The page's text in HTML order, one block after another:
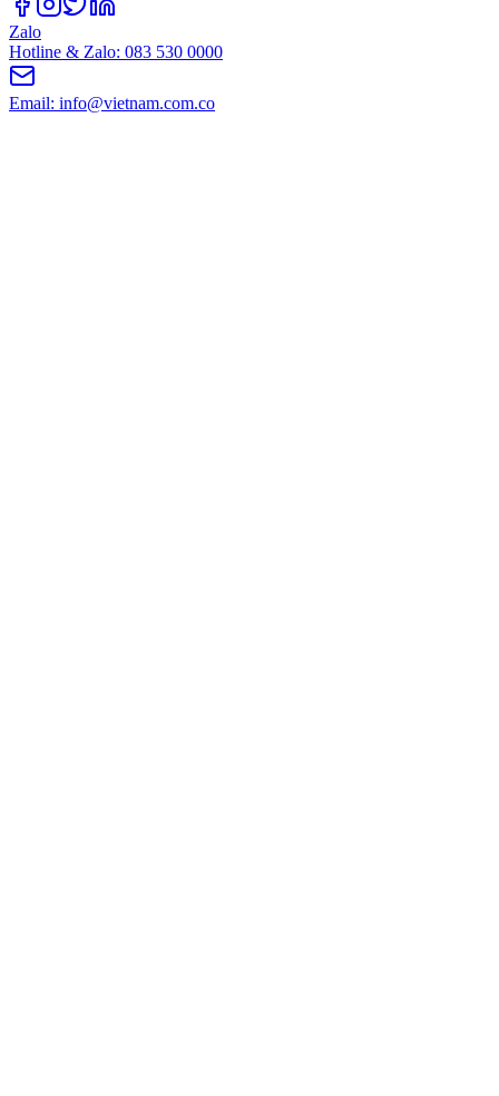
Zalo
Hotline & Zalo: 083 530 0000
Email: info@vietnam.com.co